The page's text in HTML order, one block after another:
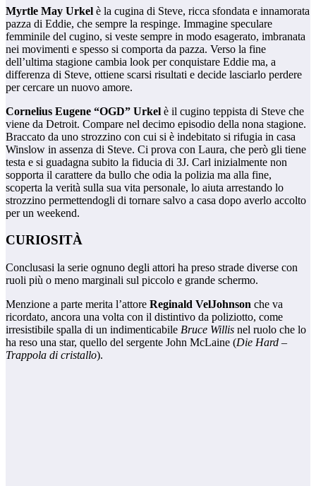
Myrtle May Urkel è la cugina di Steve, ricca sfondata e innamorata
pazza di Eddie, che sempre la respinge. Immagine speculare
femminile del cugino, si veste sempre in modo esagerato, imbranata
nei movimenti e spesso si comporta da pazza. Verso la fine
dell’ultima stagione cambia look per conquistare Eddie ma, a
differenza di Steve, ottiene scarsi risultati e decide lasciarlo perdere
per cercare un nuovo amore.
Cornelius Eugene “OGD” Urkel è il cugino teppista di Steve che
viene da Detroit. Compare nel decimo episodio della nona stagione.
Braccato da uno strozzino con cui si è indebitato si rifugia in casa
Winslow in assenza di Steve. Ci prova con Laura, che però gli tiene
testa e si guadagna subito la fiducia di 3J. Carl inizialmente non
sopporta il carattere da bullo che odia la polizia ma alla fine,
scoperta la verità sulla sua vita personale, lo aiuta arrestando lo
strozzino permettendogli di tornare salvo a casa dopo averlo accolto
per un weekend.
CURIOSITÀ
Conclusasi la serie ognuno degli attori ha preso strade diverse con
ruoli più o meno marginali sul piccolo e grande schermo.
Menzione a parte merita l’attore Reginald VelJohnson che va
ricordato, ancora una volta con il distintivo da poliziotto, come
irresistibile spalla di un indimenticabile Bruce Willis nel ruolo che lo
ha reso una star, quello del sergente John McLaine (Die Hard –
Trappola di cristallo).